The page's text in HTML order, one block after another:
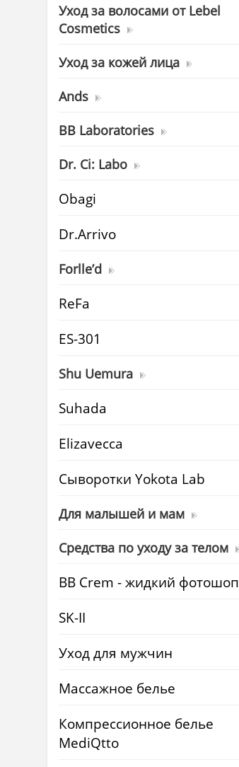
Уход за волосами от Lebel
Cosmetics
Уход за кожей лица
Ands
BB Laboratories
Dr. Ci: Labo
Obagi
Dr.Arrivo
Forlle’d
ReFa
ES-301
Shu Uemura
Suhada
Elizavecca
Cыворотки Yokota Lab
Для малышей и мам
Средства по уходу за телом
BB Crem - жидкий фотошоп
SK-II
Уход для мужчин
Массажное белье
Компрессионное белье
MediQtto